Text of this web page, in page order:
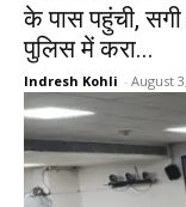
के पास पहुंची,
पुलिस में करा...
Indresh Kohli - August